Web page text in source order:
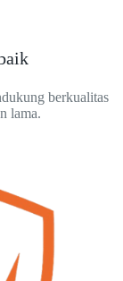
berkualitas
lama.